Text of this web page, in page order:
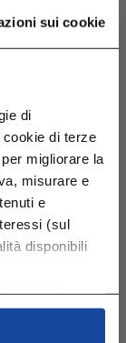
sui cookie
di
di terze
migliorare la
misurare e
e
(sul
disponibili
momento
Policy
in 4
per lasciargli